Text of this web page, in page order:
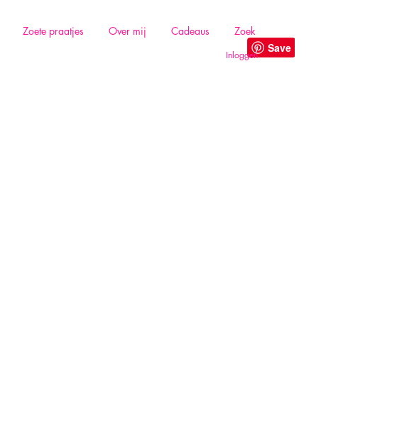
Zoete praatjes Over mij Cadeaus Zoek
Inloggen